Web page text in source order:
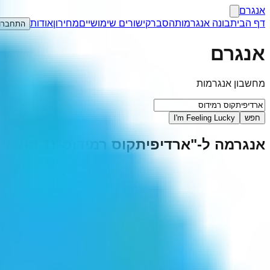
אנגרם
דף הביתבונה אנגרמותהסברקישורים שימושייםמחירוןאודות
אנגרם
מחשבון אנגרמות
חפש I'm Feeling Lucky
אנגרמה ל-"ארדיפיתקוס רמידוס